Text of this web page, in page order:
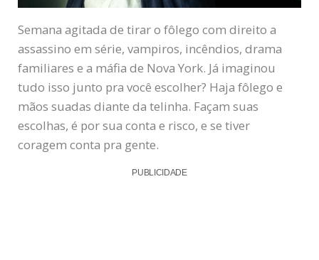
Semana agitada de tirar o fôlego com direito a
assassino em série, vampiros, incêndios, drama
familiares e a máfia de Nova York. Já imaginou
tudo isso junto pra você escolher? Haja fôlego e
mãos suadas diante da telinha. Façam suas
escolhas, é por sua conta e risco, e se tiver
coragem conta pra gente.
PUBLICIDADE